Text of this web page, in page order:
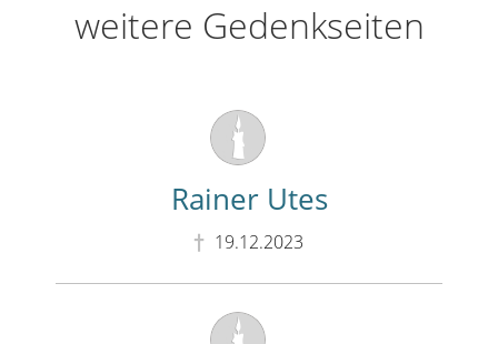
weitere Gedenkseiten
Rainer Utes
19.12.2023